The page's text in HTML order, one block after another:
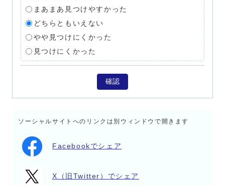
まあまあ見つけやすかった
どちらともいえない
やや見つけにくかった
見つけにくかった
確認
ソーシャルサイトへのリンクは別ウィンドウで開きます
Facebookでシェア
X（旧Twitter）でシェア